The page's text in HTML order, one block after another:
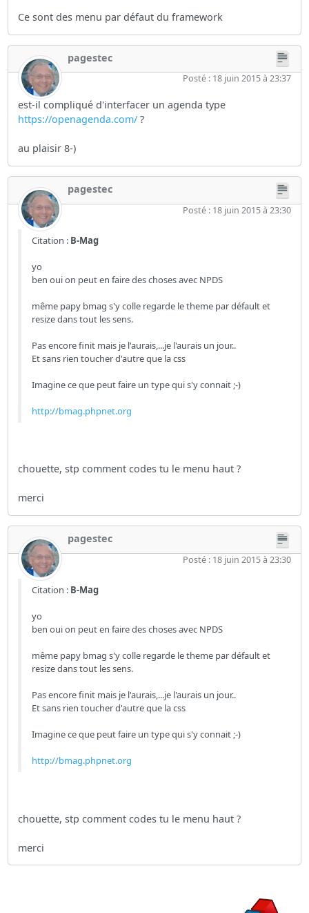
Ce sont des menu par défaut du framework
pagestec
Posté : 18 juin 2015 à 23:37
est-il compliqué d'interfacer un agenda type
https://openagenda.com/ ?
au plaisir 8-)
pagestec
Posté : 18 juin 2015 à 23:30
Citation : B-Mag
yo
ben oui on peut en faire des choses avec NPDS
même papy bmag s'y colle regarde le theme par défault et
resize dans tout les sens.
Pas encore finit mais je l'aurais,...je l'aurais un jour..
Et sans rien toucher d'autre que la css
Imagine ce que peut faire un type qui s'y connait ;-)
http://bmag.phpnet.org
chouette, stp comment codes tu le menu haut ?
merci
pagestec
Posté : 18 juin 2015 à 23:30
Citation : B-Mag
yo
ben oui on peut en faire des choses avec NPDS
même papy bmag s'y colle regarde le theme par défault et
resize dans tout les sens.
Pas encore finit mais je l'aurais,...je l'aurais un jour..
Et sans rien toucher d'autre que la css
Imagine ce que peut faire un type qui s'y connait ;-)
http://bmag.phpnet.org
chouette, stp comment codes tu le menu haut ?
merci